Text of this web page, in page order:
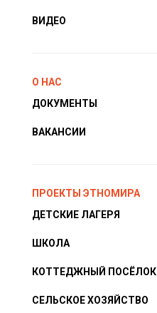
ВИДЕО
О НАС
ДОКУМЕНТЫ
ВАКАНСИИ
ПРОЕКТЫ ЭТНОМИРА
ДЕТСКИЕ ЛАГЕРЯ
ШКОЛА
КОТТЕДЖНЫЙ ПОСЁЛОК
СЕЛЬСКОЕ ХОЗЯЙСТВО